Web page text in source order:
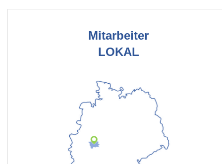
Mitarbeiter
LOKAL